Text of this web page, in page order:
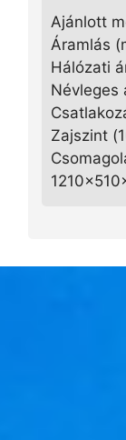
Ajánlott
Áramlás
Hálózati
Névleges
Zajszint